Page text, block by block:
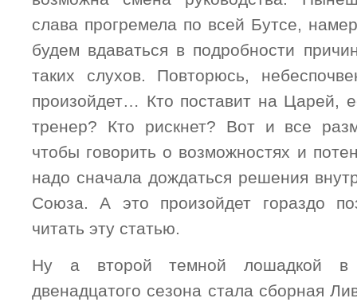
слава прогремела по всей Бутсе,
будем вдаваться в подробности
таких слухов. Повторюсь,
произойдет… Кто поставит на Царей,
тренер? Кто рискнет? Вот и все
чтобы говорить о возможностях и
надо сначала дождаться решения
Союза. А это произойдет гораздо
читать эту статью.
Ну а второй темной лошадкой
двенадцатого сезона стала сборная